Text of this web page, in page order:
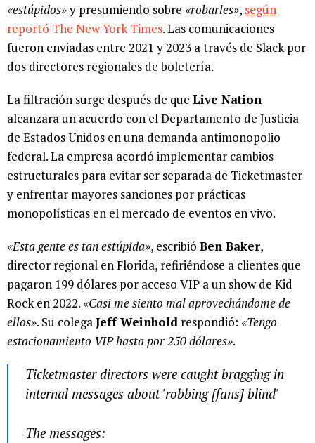
«estúpidos»y presumiendo sobre «robarles», según
reportó The New York Times. Las comunicaciones
fueron enviadas entre 2021 y 2023 a través de Slack por
dos directores regionales de boletería.
La filtración surge después de que Live Nation
alcanzara un acuerdo con el Departamento de Justicia
de Estados Unidos en una demanda antimonopolio
federal. La empresa acordó implementar cambios
estructurales para evitar ser separada de Ticketmaster
y enfrentar mayores sanciones por prácticas
monopolísticas en el mercado de eventos en vivo.
«Esta gente es tan estúpida», escribió Ben Baker,
director regional en Florida, refiriéndose a clientes que
pagaron 199 dólares por acceso VIP a un show de Kid
Rock en 2022. «Casi me siento mal aprovechándome de
ellos». Su colegaJeff Weinhold respondió: «Tengo
estacionamiento VIP hasta por 250 dólares».
Ticketmaster directors were caught bragging in
internal messages about 'robbing [fans] blind'
The messages: